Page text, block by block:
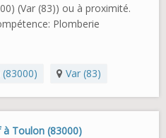
(Var (83)) ou à proximité.
Plomberie
Var (83)
à Toulon (83000)